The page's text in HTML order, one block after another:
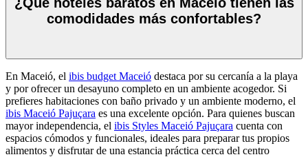
comodidades más confortables?
En Maceió, el ibis budget Maceió destaca por su cercanía a la playa
y por ofrecer un desayuno completo en un ambiente acogedor. Si
prefieres habitaciones con baño privado y un ambiente moderno, el
ibis Maceió Pajuçara es una excelente opción. Para quienes buscan
mayor independencia, el ibis Styles Maceió Pajuçara cuenta con
espacios cómodos y funcionales, ideales para preparar tus propios
alimentos y disfrutar de una estancia práctica cerca del centro